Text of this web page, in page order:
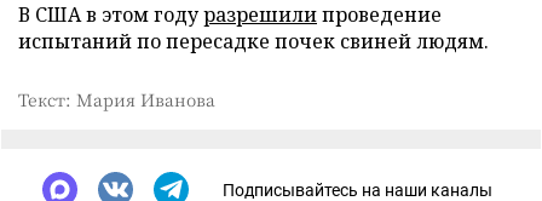
В США в этом годуразрешилипроведение
испытаний по пересадке почек свиней людям.
Текст: Мария Иванова
Подписывайтесь на наши каналы